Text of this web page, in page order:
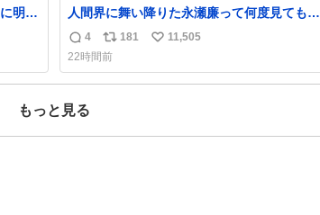
明後
人間界に舞い降りた永瀬廉って何度見ても究
極のアイドル過ぎてずっと味する。美味い。
返
信
数
4
リ
ポ
ス
181
い
ね
11,505
22時間前
もっと見る